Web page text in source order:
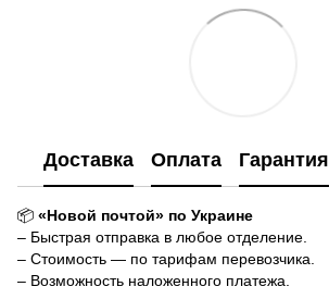
Доставка Оплата Гарантия
📦 «Новой почтой» по Украине
– Быстрая отправка в любое отделение.
– Стоимость — по тарифам перевозчика.
– Возможность наложенного платежа.